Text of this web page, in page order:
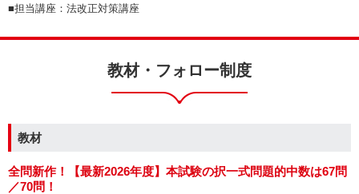
■担当講座：法改正対策講座
教材・フォロー制度
教材
全問新作！【最新2026年度】本試験の択一式問題的中数は67問
／70問！